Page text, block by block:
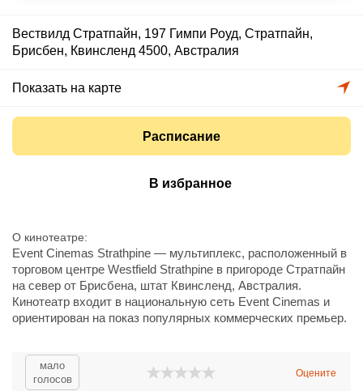
Вествилд Стратпайн, 197 Гимпи Роуд, Стратпайн,
Брисбен, Квинсленд 4500, Австралия
Показать на карте
Расписание
В избранное
О кинотеатре
Event Cinemas Strathpine — мультиплекс, расположенный в
торговом центре Westfield Strathpine в пригороде Стратпайн
на север от Брисбена, штат Квинсленд, Австралия.
Кинотеатр входит в национальную сеть Event Cinemas и
ориентирован на показ популярных коммерческих премьер.
напитков в кассе/баре, удобными креслами и системой
онлайн-бронирования билетов. Для посетителей доступны
мало
голосов
Оцените